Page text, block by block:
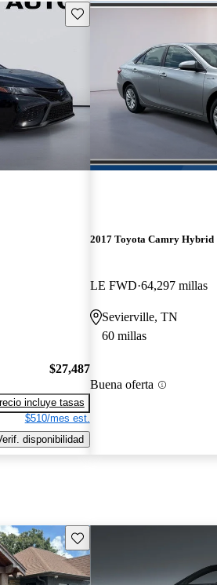
Guarda este Aviso
$27,487
incluye tasas
$510/mes est.
disponibilidad
2017 Toyota Camry Hybrid
LE FWD 64,297 millas
Sevierville, TN
60 millas
Buena oferta
Guarda este Aviso